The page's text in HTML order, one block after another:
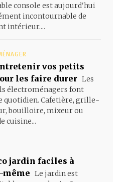
console est aujourd'hui
incontournable de
intérieur....
vos petits
les faire durer Les
électroménagers font
quotidien. Cafetière, grille-
bouilloire, mixeur ou
cuisine...
jardin faciles à
Le jardin est